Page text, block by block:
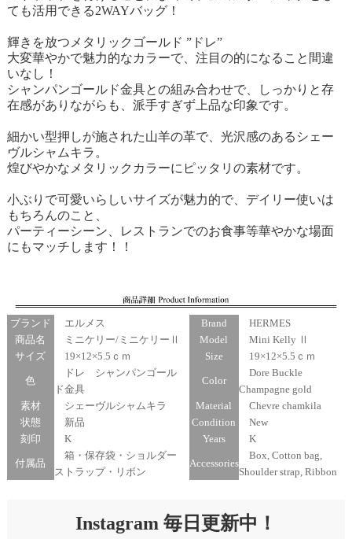
ても活用できる2WAYバッグ！
輝きを放つメタリックゴールド ”ドレ”
大変華やかで魅力的なカラーで、注目の的になること間違
いなし！
シャンパンゴールド金具との組み合わせで、しっかりと存
在感がありながらも、派手すぎず上品な印象です。
細かい型押しが施された山羊の革で、光沢感のあるシェー
ヴルシャムキラ。
煌びやかなメタリックカラーにピッタリの素材です。
小ぶりで可愛いらしいサイズが魅力的で、デイリー使いは
もちろんのこと、
パーティーシーン、レストランでのお食事等華やかな場面
にもマッチします！！
ブランド
エルメス
商品名
ミニケリー/ミニケリーⅡ
サイズ
19×12×5.5ｃｍ
色
ドレ シャンパンゴール
ド金具
素材
シェーヴルシャムキラ
状態
新品
刻印
K
付属品
箱・保存袋・ショルダー
ストラップ・リボン
Brand
HERMES
Model
Mini Kelly Ⅱ
Size
19×12×5.5ｃｍ
Color
Dore Buckle
Champagne gold
Material
Chevre chamkila
Condition
New
Years
K
Accessories
Box, Cotton bag,
Shoulder strap, Ribbon
Instagram 毎日更新中！